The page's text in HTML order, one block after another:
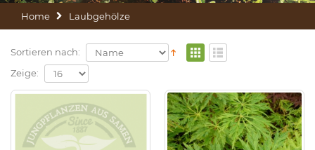
Home Laubgehölze
Sortieren nach:
Zeige: